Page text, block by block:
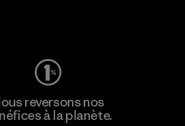
reversons nos
à la planète.